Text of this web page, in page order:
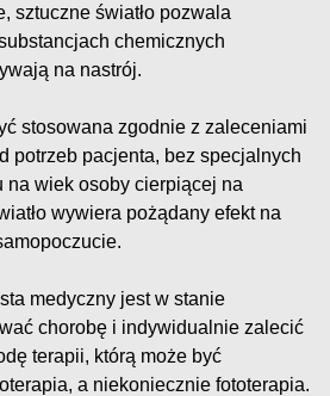
sztuczne światło pozwala
chemicznych
na nastrój.
stosowana zgodnie z zaleceniami
potrzeb pacjenta, bez specjalnych
na wiek osoby cierpiącej na
wywiera pożądany efekt na
medyczny jest w stanie
chorobę i indywidualnie zalecić
terapii, którą może być
a niekoniecznie fototerapia.